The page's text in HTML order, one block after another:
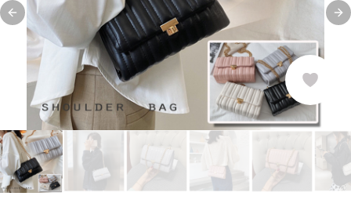
Previous slide